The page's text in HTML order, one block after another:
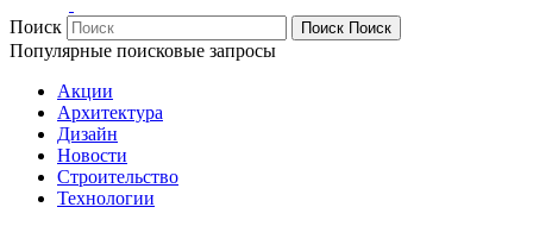
Поиск Поиск Поиск
Популярные поисковые запросы
Акции
Архитектура
Дизайн
Новости
Строительство
Технологии